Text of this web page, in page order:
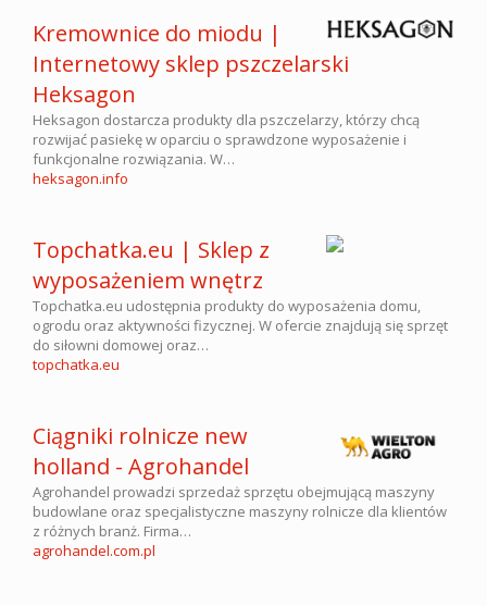
Kremownice do miodu |
Internetowy sklep pszczelarski
Heksagon
Heksagon dostarcza produkty dla pszczelarzy, którzy chcą
rozwijać pasiekę w oparciu o sprawdzone wyposażenie i
funkcjonalne rozwiązania. W…
heksagon.info
Topchatka.eu | Sklep z
wyposażeniem wnętrz
Topchatka.eu udostępnia produkty do wyposażenia domu,
ogrodu oraz aktywności fizycznej. W ofercie znajdują się sprzęt
do siłowni domowej oraz…
topchatka.eu
Ciągniki rolnicze new
holland - Agrohandel
Agrohandel prowadzi sprzedaż sprzętu obejmującą maszyny
budowlane oraz specjalistyczne maszyny rolnicze dla klientów
z różnych branż. Firma…
agrohandel.com.pl